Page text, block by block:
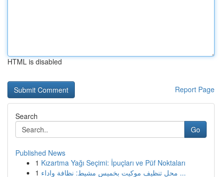
HTML is disabled
Report Page
Search
Go
Published News
1 Kızartma Yağı Seçimi: İpuçları ve Püf Noktaları
1
محل تنظيف موكيت بخميس مشيط: نظافة واداء ...